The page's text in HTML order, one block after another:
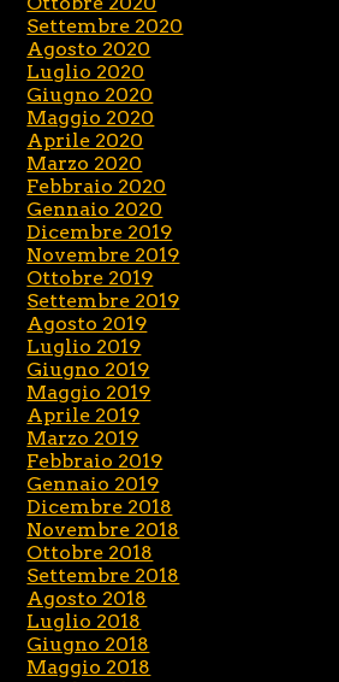
Settembre 2020
Agosto 2020
Luglio 2020
Giugno 2020
Maggio 2020
Aprile 2020
Marzo 2020
Febbraio 2020
Gennaio 2020
Dicembre 2019
Novembre 2019
Ottobre 2019
Settembre 2019
Agosto 2019
Luglio 2019
Giugno 2019
Maggio 2019
Aprile 2019
Marzo 2019
Febbraio 2019
Gennaio 2019
Dicembre 2018
Novembre 2018
Ottobre 2018
Settembre 2018
Agosto 2018
Luglio 2018
Giugno 2018
Maggio 2018